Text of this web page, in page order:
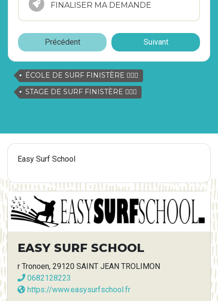
FINALISER MA DEMANDE
Précédent Suivant
ÉCOLE DE SURF FINISTÈRE 🏄🏽‍♂️
STAGE DE SURF FINISTÈRE 🏄🏽‍♂️
Easy Surf School
EASY SURF SCHOOL
r Tronoen, 29120 SAINT JEAN TROLIMON
0682128223
https://www.easysurfschool.fr